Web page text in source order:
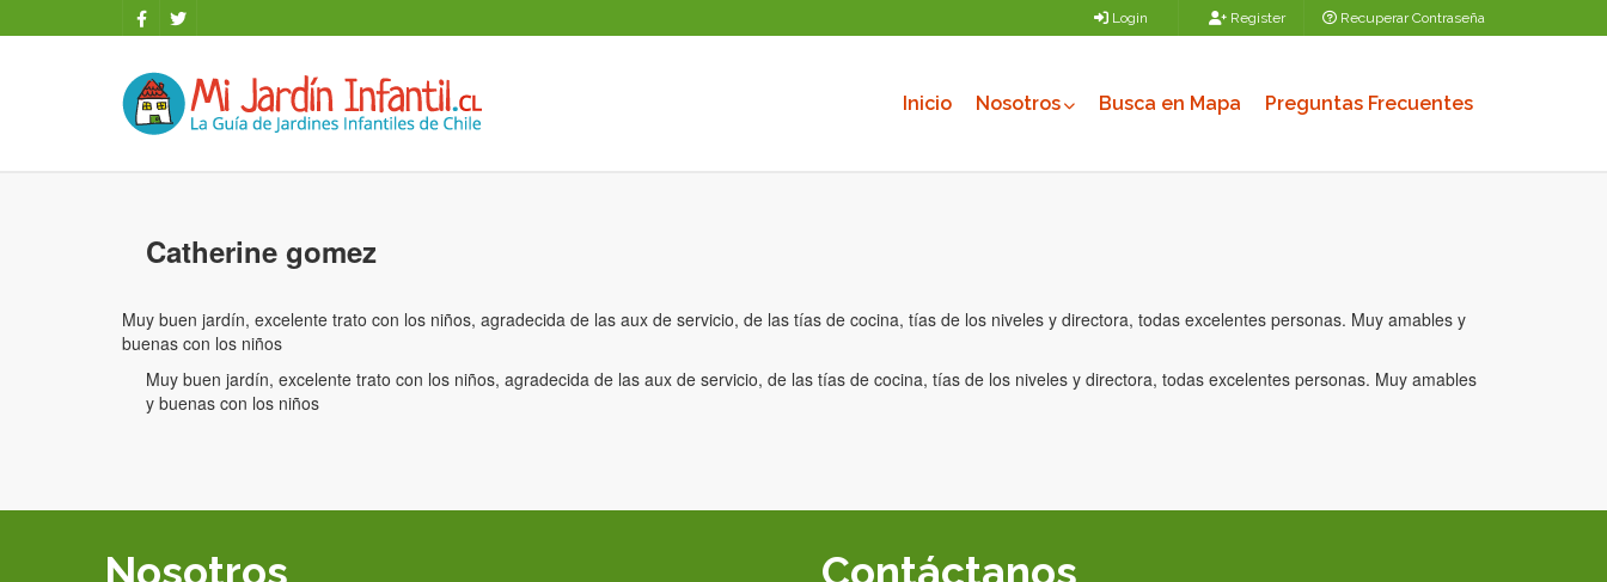
Login Register Recuperar Contraseña
Inicio Nosotros Busca en Mapa Preguntas Frecuentes
Catherine gomez
Muy buen jardín, excelente trato con los niños, agradecida de las aux de servicio, de las tías de cocina, tías de los niveles y directora, todas excelentes personas. Muy amables y
buenas con los niños
Muy buen jardín, excelente trato con los niños, agradecida de las aux de servicio, de las tías de cocina, tías de los niveles y directora, todas excelentes personas. Muy amables
y buenas con los niños
Nosotros Contáctanos